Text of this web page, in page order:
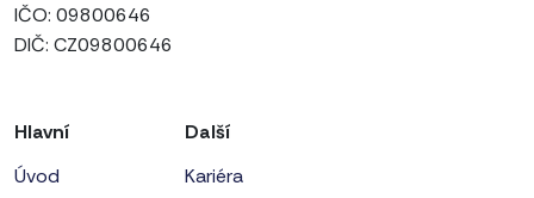
IČO: 09800646
DIČ: CZ09800646
Hlavní
Úvod
Další
Kariéra